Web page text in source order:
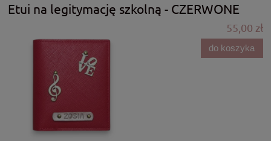
Etui na legitymację szkolną - CZERWONE
55,00 zł
do koszyka